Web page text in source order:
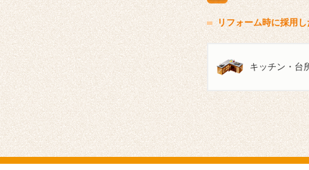
リフォーム時に採用し
キッチン・台